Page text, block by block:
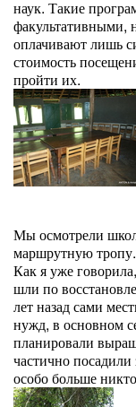
наук. Такие
факультативными,
оплачивают лишь
стоимость
пройти их.
Мы осмотрели
маршрутную тропу.
Как я уже
шли по
лет назад сами
нужд, в основном
планировали
частично
особо больше